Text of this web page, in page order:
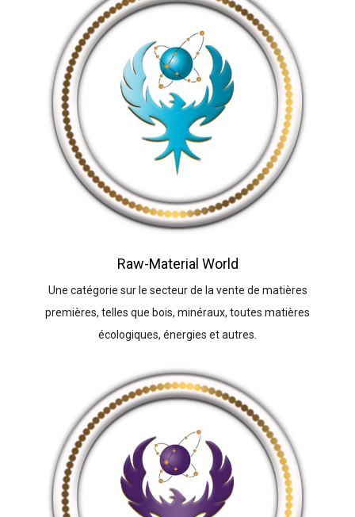
Raw-Material World
Une catégorie sur le secteur de la vente de matières
premières, telles que bois, minéraux, toutes matières
écologiques, énergies et autres.